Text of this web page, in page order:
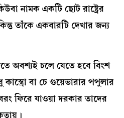
নামক একটি ছোট রাষ্ট্রের
তাঁকে একবারটি দেখার জন্য
অবশ্যই চলে যেতে হবে বিংশ
বা চে গুয়েভারার পপুলার
ফিরে যাওয়া দরকার তাদের